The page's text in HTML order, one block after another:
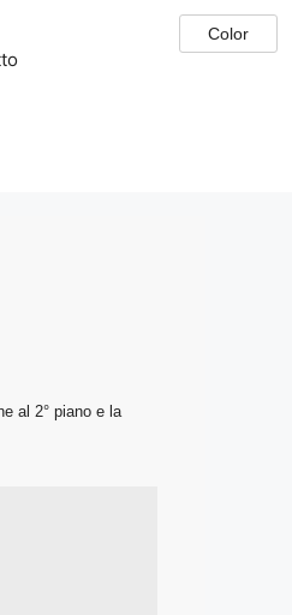
al 2° piano e la